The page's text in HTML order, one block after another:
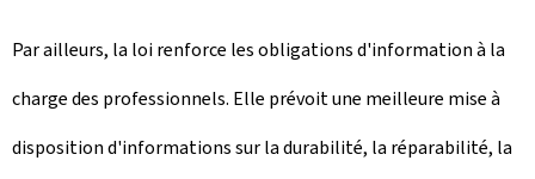
Par ailleurs, la loi renforce les obligations d'information à la
charge des professionnels. Elle prévoit une meilleure mise à
disposition d'informations sur la durabilité, la réparabilité, la